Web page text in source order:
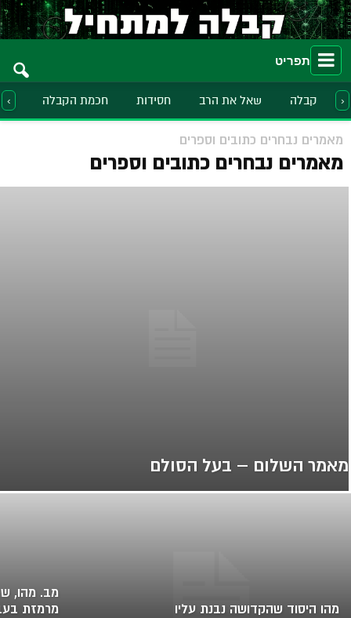
תפריט
קבלה שאל את הרב חסידות חכמת הקבלה ›
‹
מאמרים נבחרים כתובים וספרים
מאמרים נבחרים כתובים וספרים
מאמר השלום – בעל הסולם
מהו היסוד שהקדושה נבנת עליו
מב. מהו,
מרמזת